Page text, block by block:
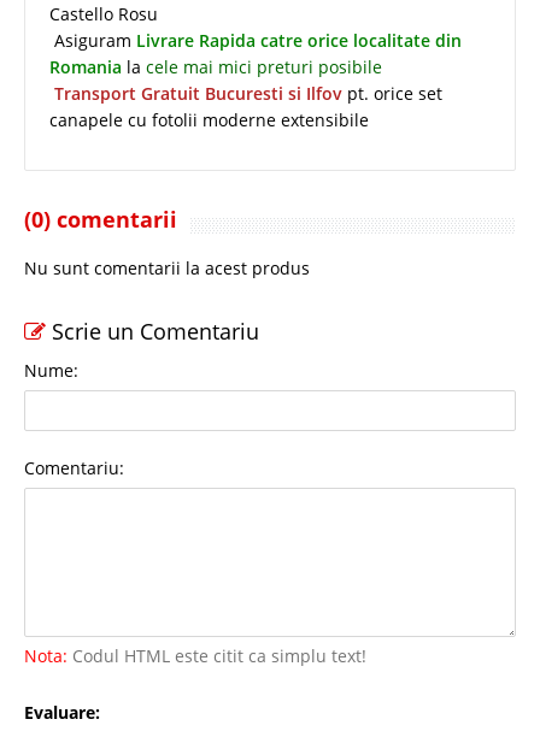
Castello Rosu
Asiguram Livrare Rapida catre orice localitate din
Romania la cele mai mici preturi posibile
Transport Gratuit Bucuresti si Ilfov pt. orice set
canapele cu fotolii moderne extensibile
(0) comentarii
Nu sunt comentarii la acest produs
Scrie un Comentariu
Nume:
Comentariu:
Nota: Codul HTML este citit ca simplu text!
Evaluare: